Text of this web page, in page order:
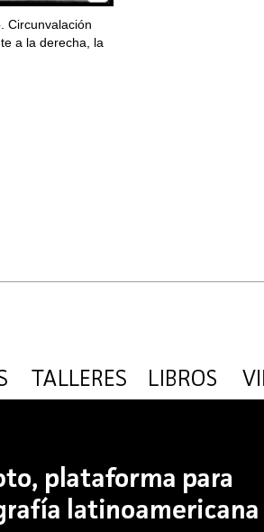
Circunvalación
a la derecha, la